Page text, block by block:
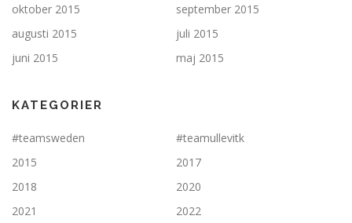
oktober 2015
september 2015
augusti 2015
juli 2015
juni 2015
maj 2015
KATEGORIER
#teamsweden
#teamullevitk
2015
2017
2018
2020
2021
2022